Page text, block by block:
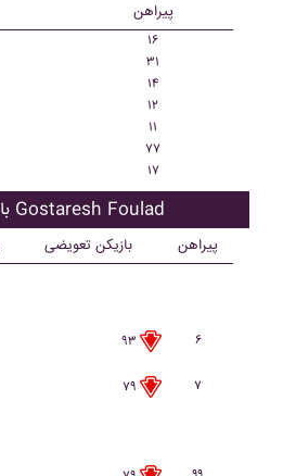
پیراهن
۱۶
۳۱
۱۴
۱۲
۱۱
۷۷
۱۷
بازیکنان اصلی Gostaresh Foulad
بازیکن تعویضی پیراهن
۹۳
۶
۷۹
۷